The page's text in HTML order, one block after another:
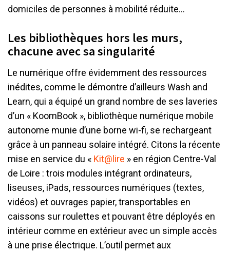
domiciles de personnes à mobilité réduite…
Les bibliothèques hors les murs,
chacune avec sa singularité
Le numérique offre évidemment des ressources
inédites, comme le démontre d’ailleurs Wash and
Learn, qui a équipé un grand nombre de ses laveries
d’un « KoomBook », bibliothèque numérique mobile
autonome munie d’une borne wi-fi, se rechargeant
grâce à un panneau solaire intégré. Citons la récente
mise en service du « Kit@lire » en région Centre-Val
de Loire : trois modules intégrant ordinateurs,
liseuses, iPads, ressources numériques (textes,
vidéos) et ouvrages papier, transportables en
caissons sur roulettes et pouvant être déployés en
intérieur comme en extérieur avec un simple accès
à une prise électrique. L’outil permet aux